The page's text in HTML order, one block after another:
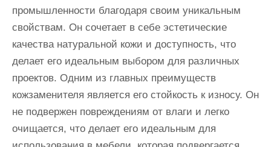
промышленности благодаря своим уникальным
свойствам. Он сочетает в себе эстетические
качества натуральной кожи и доступность, что
делает его идеальным выбором для различных
проектов. Одним из главных преимуществ
кожзаменителя является его стойкость к износу. Он
не подвержен повреждениям от влаги и легко
очищается, что делает его идеальным для